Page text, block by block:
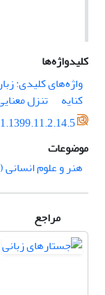
کلیدواژه‌ها
واژه‌های کلیدی:
کنایه
تنزل
موضوعات
هنر و علوم
مراجع